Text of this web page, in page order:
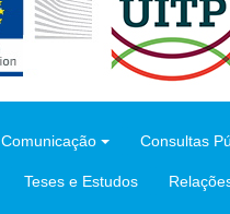
Comunicação Consultas
Teses e Estudos